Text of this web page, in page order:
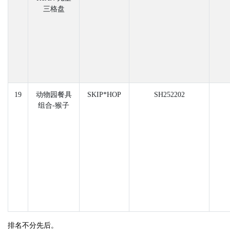
三格盘
19
动物园餐具
组合-猴子
SKIP*HOP SH252202
排名不分先后。